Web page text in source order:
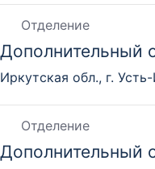
Отделение
Дополнительный
Иркутская обл., г.
Отделение
Дополнительный